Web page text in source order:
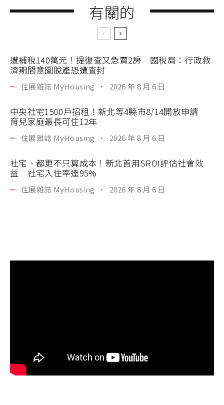
有關的
遭補稅140萬元！提復查又急賣2房 國稅局：行政救
濟期間意圖脫產恐遭查封
住展雜誌 MyHousing · 2026 年 8 月 6 日
中央社宅1500戶招租！新北等4縣市8/14開放申請
育兒家庭最長可住12年
住展雜誌 MyHousing · 2026 年 8 月 6 日
社宅、都更不只算成本！新北首用SROI評估社會效
益 社宅入住率達95%
住展雜誌 MyHousing · 2026 年 8 月 6 日